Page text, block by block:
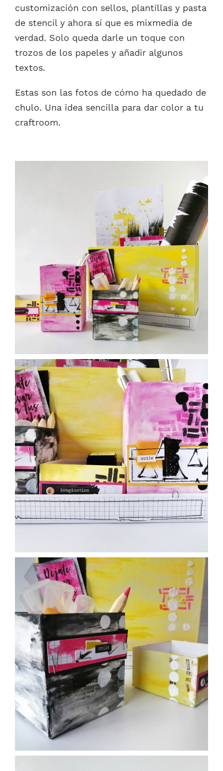
customización con sellos, plantillas y pasta
de stencil y ahora sí que es mixmedia de
verdad. Solo queda darle un toque con
trozos de los papeles y añadir algunos
textos.
Estas son las fotos de cómo ha quedado de
chulo. Una idea sencilla para dar color a tu
craftroom.